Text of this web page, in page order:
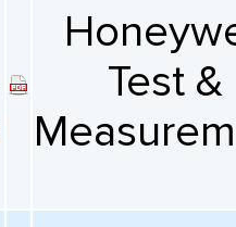
Test &